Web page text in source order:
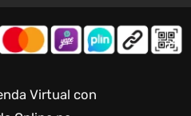
Virtual con